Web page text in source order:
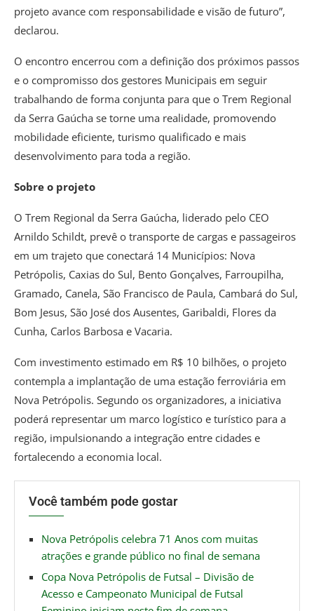
projeto avance com responsabilidade e visão de futuro”,
declarou.
O encontro encerrou com a definição dos próximos passos
e o compromisso dos gestores Municipais em seguir
trabalhando de forma conjunta para que o Trem Regional
da Serra Gaúcha se torne uma realidade, promovendo
mobilidade eficiente, turismo qualificado e mais
desenvolvimento para toda a região.
Sobre o projeto
O Trem Regional da Serra Gaúcha, liderado pelo CEO
Arnildo Schildt, prevê o transporte de cargas e passageiros
em um trajeto que conectará 14 Municípios: Nova
Petrópolis, Caxias do Sul, Bento Gonçalves, Farroupilha,
Gramado, Canela, São Francisco de Paula, Cambará do Sul,
Bom Jesus, São José dos Ausentes, Garibaldi, Flores da
Cunha, Carlos Barbosa e Vacaria.
Com investimento estimado em R$ 10 bilhões, o projeto
contempla a implantação de uma estação ferroviária em
Nova Petrópolis. Segundo os organizadores, a iniciativa
poderá representar um marco logístico e turístico para a
região, impulsionando a integração entre cidades e
fortalecendo a economia local.
Você também pode gostar
Nova Petrópolis celebra 71 Anos com muitas
atrações e grande público no final de semana
Copa Nova Petrópolis de Futsal – Divisão de
Acesso e Campeonato Municipal de Futsal